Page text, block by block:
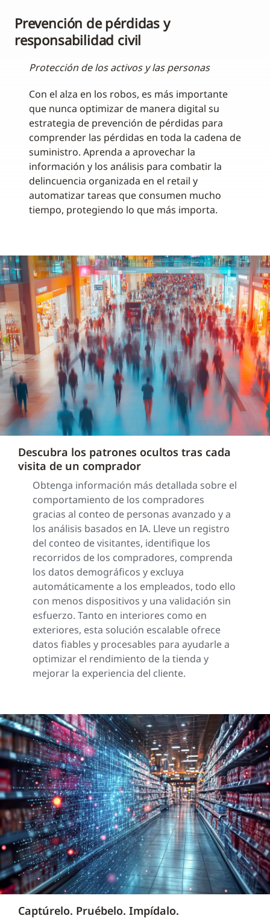
Prevención de pérdidas y
responsabilidad civil
Protección de los activos y las personas
Con el alza en los robos, es más importante
que nunca optimizar de manera digital su
estrategia de prevención de pérdidas para
comprender las pérdidas en toda la cadena de
suministro. Aprenda a aprovechar la
información y los análisis para combatir la
delincuencia organizada en el retail y
automatizar tareas que consumen mucho
tiempo, protegiendo lo que más importa.
Descubra los patrones ocultos tras cada
visita de un comprador
Obtenga información más detallada sobre el
comportamiento de los compradores
gracias al conteo de personas avanzado y a
los análisis basados en IA. Lleve un registro
del conteo de visitantes, identifique los
recorridos de los compradores, comprenda
los datos demográficos y excluya
automáticamente a los empleados, todo ello
con menos dispositivos y una validación sin
esfuerzo. Tanto en interiores como en
exteriores, esta solución escalable ofrece
datos fiables y procesables para ayudarle a
optimizar el rendimiento de la tienda y
mejorar la experiencia del cliente.
Captúrelo. Pruébelo. Impídalo.